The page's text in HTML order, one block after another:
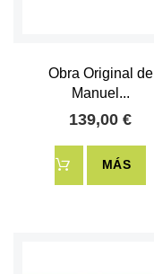
Obra Original de
Manuel...
139,00 €
MÁS